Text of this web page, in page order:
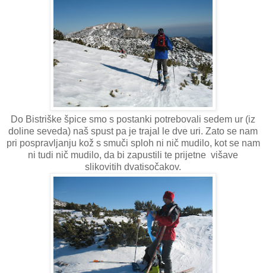
Do Bistriške špice smo s postanki potrebovali sedem ur (iz
doline seveda) naš spust pa je trajal le dve uri. Zato se nam
pri pospravljanju kož s smuči sploh ni nič mudilo, kot se nam
ni tudi nič mudilo, da bi zapustili te prijetne višave
slikovitih dvatisočakov.